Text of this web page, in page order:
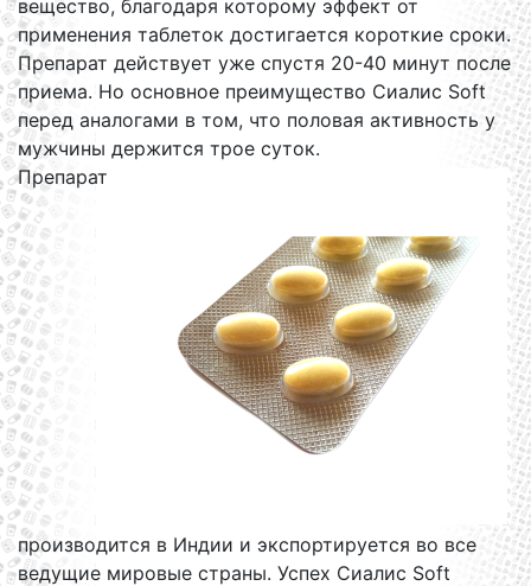
вещество, благодаря которому эффект от
применения таблеток достигается короткие сроки.
Препарат действует уже спустя 20-40 минут после
приема. Но основное преимущество Сиалис Soft
перед аналогами в том, что половая активность у
мужчины держится трое суток.
Препарат
производится в Индии и экспортируется во все
ведущие мировые страны. Успех Сиалис Soft